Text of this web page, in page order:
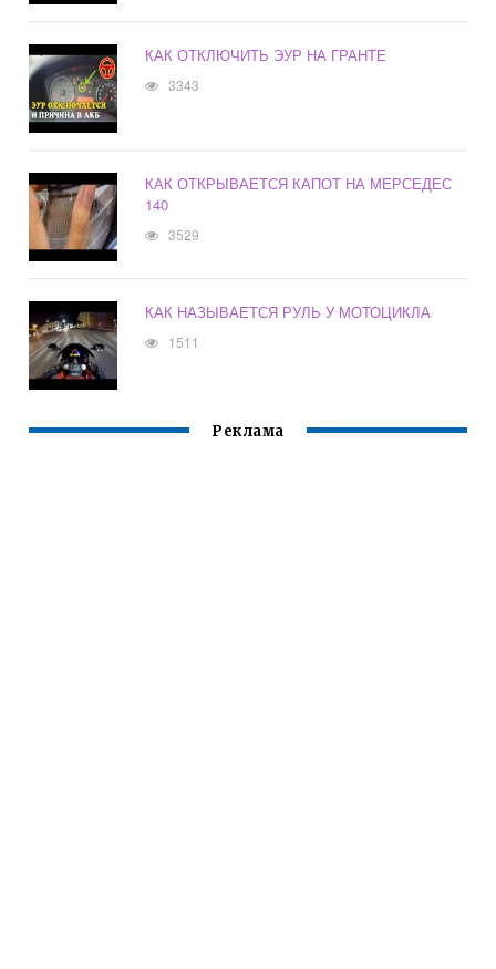
КАК ОТКЛЮЧИТЬ ЭУР НА ГРАНТЕ
3343
КАК ОТКРЫВАЕТСЯ КАПОТ НА МЕРСЕДЕС
140
3529
КАК НАЗЫВАЕТСЯ РУЛЬ У МОТОЦИКЛА
1511
Реклама